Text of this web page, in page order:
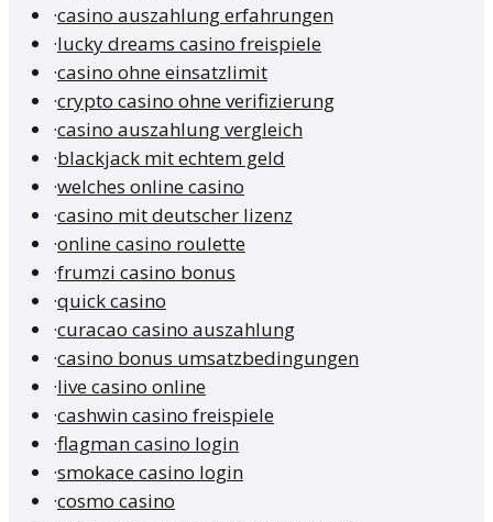
·casino auszahlung erfahrungen
·lucky dreams casino freispiele
·casino ohne einsatzlimit
·crypto casino ohne verifizierung
·casino auszahlung vergleich
·blackjack mit echtem geld
·welches online casino
·casino mit deutscher lizenz
·online casino roulette
·frumzi casino bonus
·quick casino
·curacao casino auszahlung
·casino bonus umsatzbedingungen
·live casino online
·cashwin casino freispiele
·flagman casino login
·smokace casino login
·cosmo casino